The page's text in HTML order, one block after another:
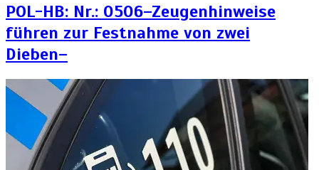
POL-HB: Nr.: 0506–Zeugenhinweise
führen zur Festnahme von zwei
Dieben–